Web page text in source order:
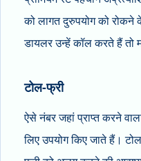
को लागत दुरुपयोग को रोकने
डायलर उन्हें कॉल करते हैं तो
टोल-फ्री
ऐसे नंबर जहां प्राप्त करने
लिए उपयोग किए जाते हैं।